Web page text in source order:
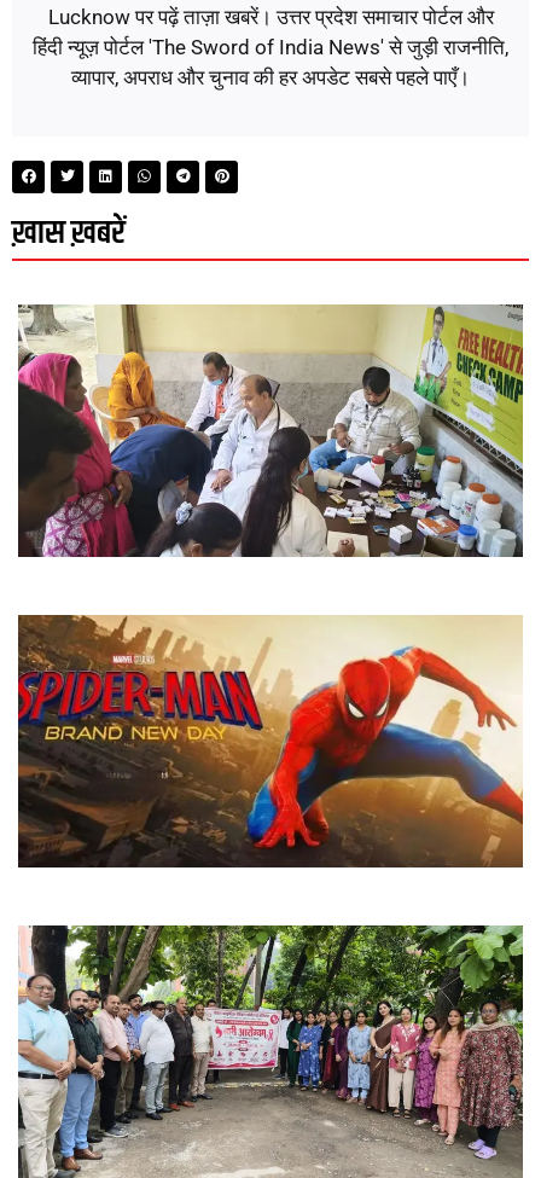
Lucknow पर पढ़ें ताज़ा खबरें। उत्तर प्रदेश समाचार पोर्टल और
हिंदी न्यूज़ पोर्टल 'The Sword of India News' से जुड़ी राजनीति,
व्यापार, अपराध और चुनाव की हर अपडेट सबसे पहले पाएँ।
ख़ास ख़बरें